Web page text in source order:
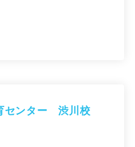
センター 渋川校